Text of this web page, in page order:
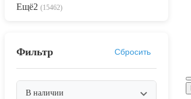
Ещё2 (15462)
Фильтр Сбросить
В наличии